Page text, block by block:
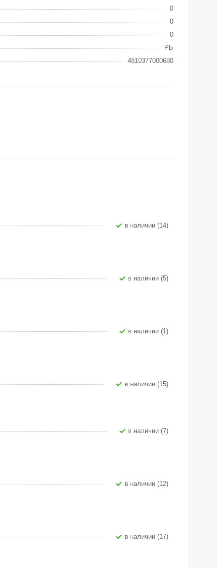
0
0
0
РБ
4810377000680
В наличии (14)
В наличии (5)
В наличии (1)
В наличии (15)
В наличии (7)
В наличии (12)
В наличии (17)